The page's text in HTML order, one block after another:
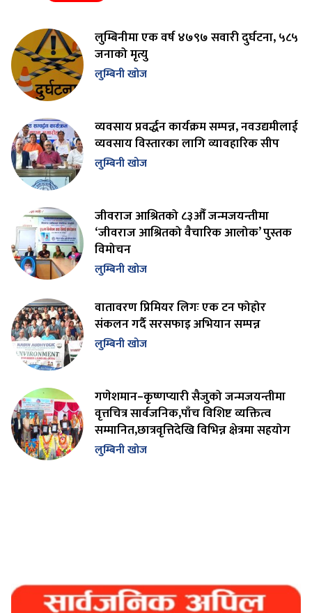
लुम्बिनीमा एक वर्ष ४७९७ सवारी दुर्घटना, ५८५
जनाको मृत्यु
लुम्बिनी खोज
व्यवसाय प्रवर्द्धन कार्यक्रम सम्पन्न, नवउद्यमीलाई
व्यवसाय विस्तारका लागि व्यावहारिक सीप
लुम्बिनी खोज
जीवराज आश्रितको ८३औँ जन्मजयन्तीमा
‘जीवराज आश्रितको वैचारिक आलोक’ पुस्तक
विमोचन
लुम्बिनी खोज
वातावरण प्रिमियर लिगः एक टन फोहोर
संकलन गर्दै सरसफाइ अभियान सम्पन्न
लुम्बिनी खोज
गणेशमान–कृष्णप्यारी सैजुको जन्मजयन्तीमा
वृत्तचित्र सार्वजनिक,पाँच विशिष्ट व्यक्तित्व
सम्मानित,छात्रवृत्तिदेखि विभिन्न क्षेत्रमा सहयोग
लुम्बिनी खोज